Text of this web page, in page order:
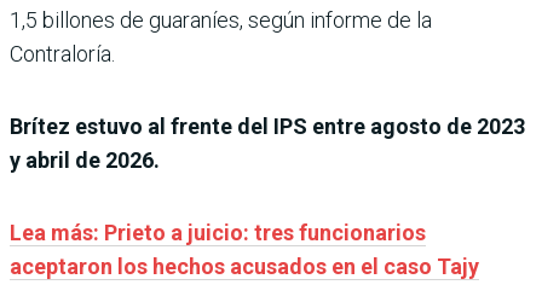
1,5 billones de guaraníes, según informe de la
Contraloría.
Brítez estuvo al frente del IPS entre agosto de 2023
y abril de 2026.
Lea más: Prieto a juicio: tres funcionarios
aceptaron los hechos acusados en el caso Tajy